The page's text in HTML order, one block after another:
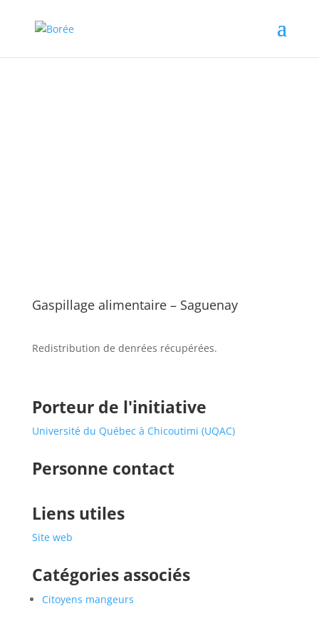
Gaspillage alimentaire – Saguenay
Redistribution de denrées récupérées.
Porteur de l'initiative
Université du Québec à Chicoutimi (UQAC)
Personne contact
Liens utiles
Site web
Catégories associés
Citoyens mangeurs